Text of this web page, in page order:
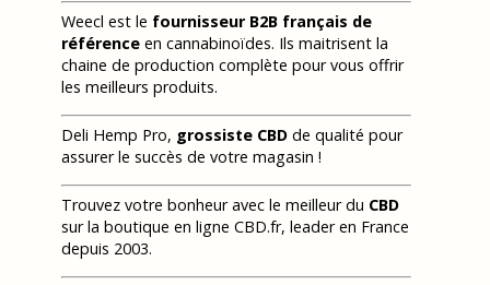
Weecl est le fournisseur B2B français de
référence en cannabinoïdes. Ils maitrisent la
chaine de production complète pour vous offrir
les meilleurs produits.
Deli Hemp Pro, grossiste CBD de qualité pour
assurer le succès de votre magasin !
Trouvez votre bonheur avec le meilleur du CBD
sur la boutique en ligne CBD.fr, leader en France
depuis 2003.